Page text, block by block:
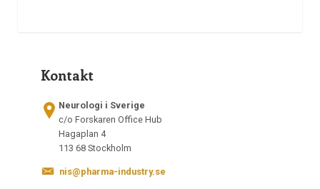
Kontakt
Neurologi i Sverige
c/o Forskaren Office Hub
Hagaplan 4
113 68 Stockholm
nis@pharma-industry.se